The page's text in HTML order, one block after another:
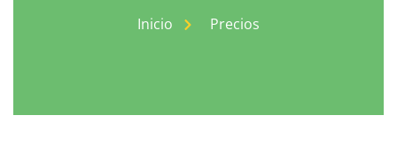
Inicio Precios